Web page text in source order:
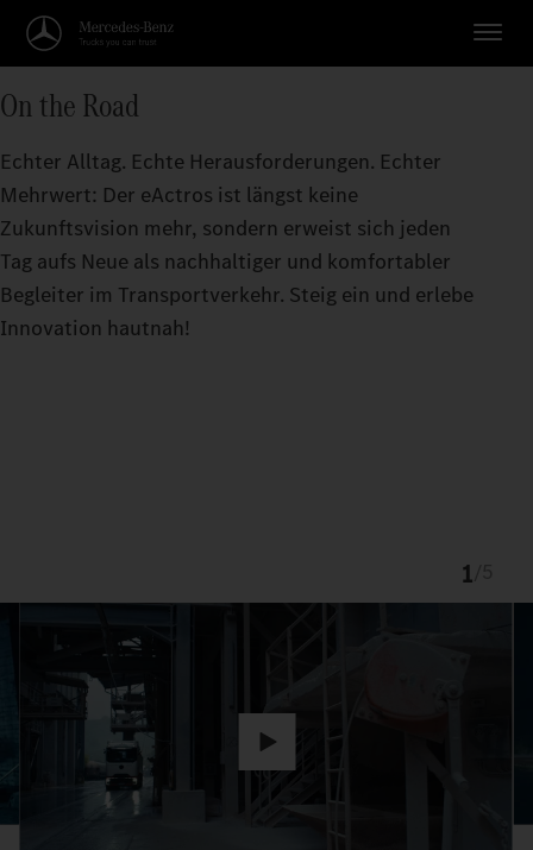
On the Road
Echter Alltag. Echte Herausforderungen. Echter
Mehrwert: Der eActros ist längst keine
Zukunftsvision mehr, sondern erweist sich jeden
Tag aufs Neue als nachhaltiger und komfortabler
Begleiter im Transportverkehr. Steig ein und erlebe
Innovation hautnah!
1